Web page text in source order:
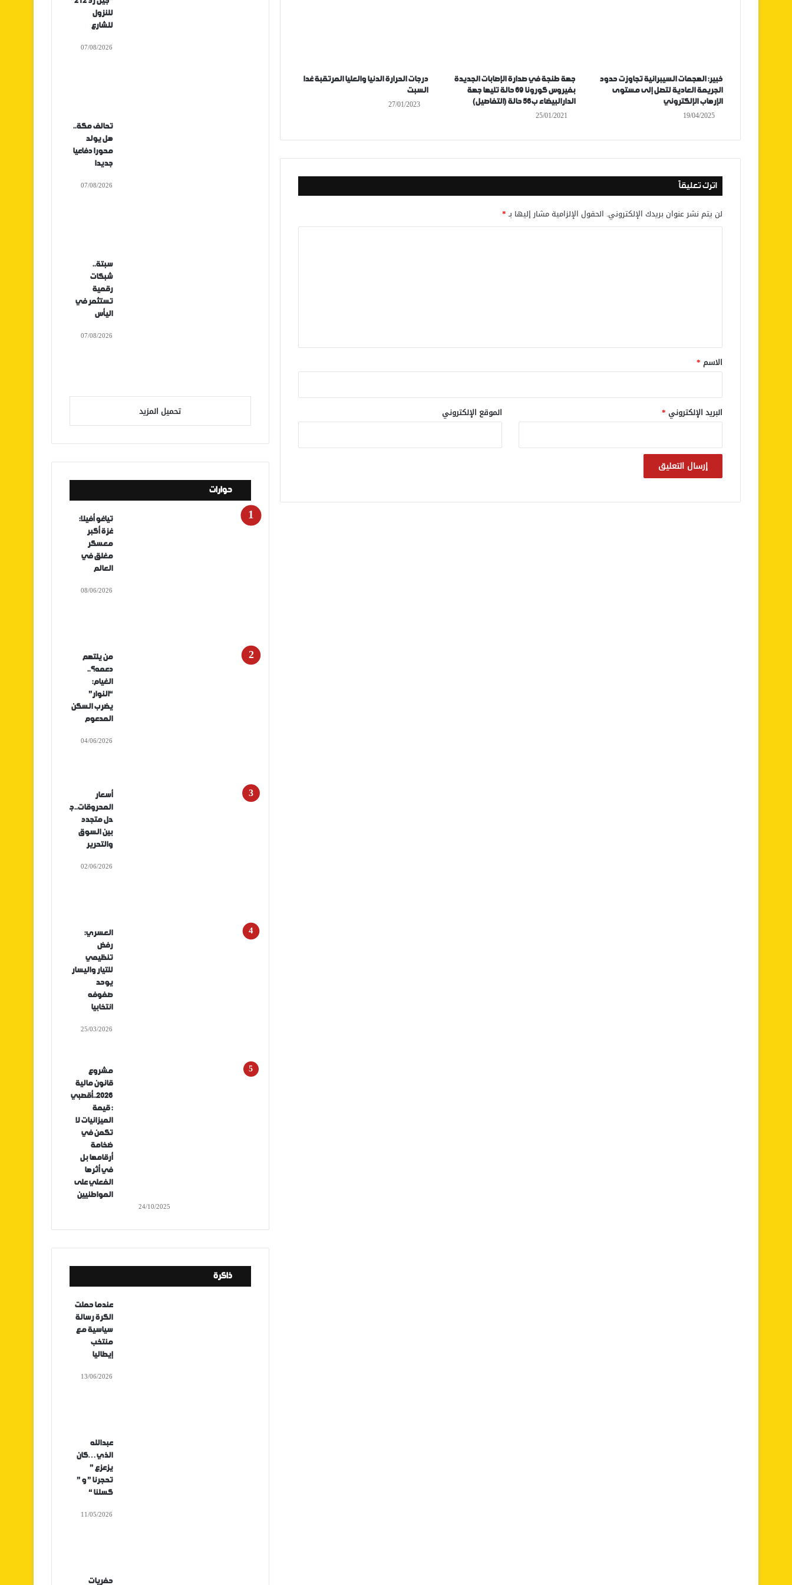
خبير: الهجمات السيبرانية تجاوزت حدود
الجريمة العادية لتصل إلى مستوى
الإرهاب الإلكتروني
19/04/2025
جهة طنجة في صدارة الإصابات الجديدة
بفيروس كورونا 69 حالة تليها جهة
الدارالبيضاء ب56 حالة (التفاصيل)
25/01/2021
درجات الحرارة الدنيا والعليا المرتقبة غدا
السبت
27/01/2023
اترك تعليقاً
لن يتم نشر عنوان بريدك الإلكتروني. الحقول الإلزامية مشار إليها بـ*
*
الاسم *
البريد الإلكتروني * الموقع الإلكتروني
للنزول
للشارع
07/08/2026
تحالف مكة..
هل يولد
محورا دفاعيا
جديدا
07/08/2026
سبتة..
شبكات
رقمية
تستثمر في
اليأس
07/08/2026
تحميل المزيد
حوارات
تياغو أفيلا:
غزة أكبر
معسكر
مغلق في
العالم
08/06/2026
من يلتهم
دعمه؟..
الغيام:
“النوار”
يضرب السكن
المدعوم
04/06/2026
أسعار
المحروقات..ج
دل متجدد
بين السوق
والتحرير
02/06/2026
العسري:
رفض
تنظيمي
للتيار واليسار
يوحد
صفوفه
انتخابيا
25/03/2026
مشروع
قانون مالية
2026..أقصبي
: قيمة
الميزانيات لا
تكمن في
ضخامة
أرقامها بل
في أثرها
الفعلي على
المواطنيين
24/10/2025
ذاكرة
عندما حملت
الكرة رسالة
سياسية مع
منتخب
إيطاليا
13/06/2026
عبدالله
الذي…كان
يزعزع ”
تحجرنا ” و ”
كسلنا “
11/05/2026
حفريات